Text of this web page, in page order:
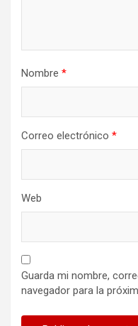
Nombre *
Correo electrónico *
Web
Guarda mi nombre,
navegador para la